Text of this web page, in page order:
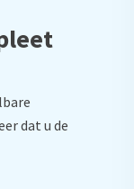
dat u de